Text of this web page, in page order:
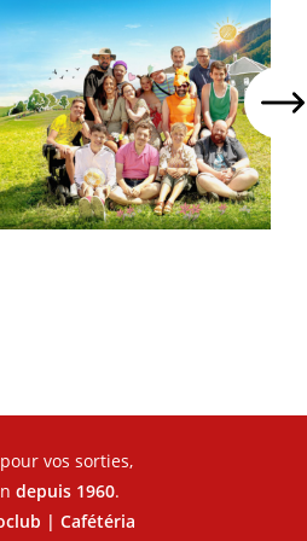
vos sorties,
depuis 1960.
| Cafétéria